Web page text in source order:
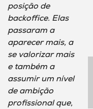
posição de
backoffice. Elas
passaram a
aparecer mais, a
se valorizar mais
e também a
assumir um nível
de ambição
profissional que,